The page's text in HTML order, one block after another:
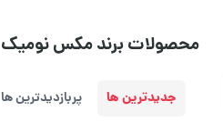
محصولات برند مکس نومیک
جدیدترین ها پربازدیدترین ها